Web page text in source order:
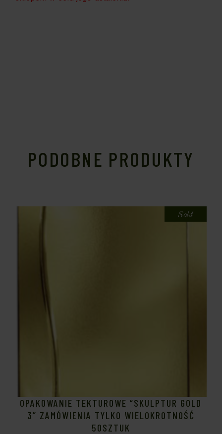
PODOBNE PRODUKTY
Sold
OPAKOWANIE TEKTUROWE “SKULPTUR GOLD
3” ZAMÓWIENIA TYLKO WIELOKROTNOŚĆ
50SZTUK